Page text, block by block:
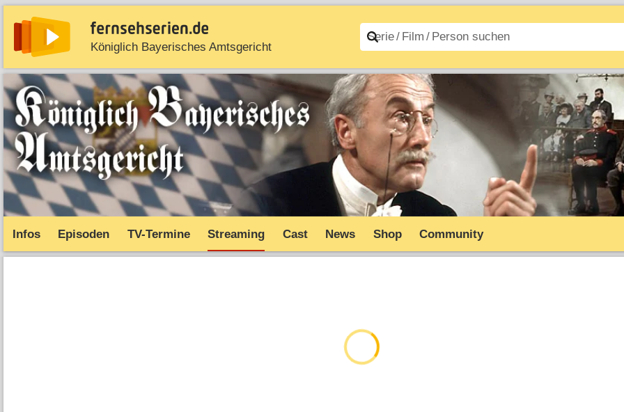
Königlich Bayerisches Amtsgericht
News Entdecken Streaming TV-Starts Filme A–Z
Infos Episoden TV-Termine Streaming Cast News Shop Community